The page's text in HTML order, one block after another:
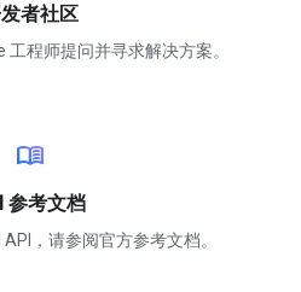
者社区
工程师提问并寻求解决方案。
menu_book
参考文档
，请参阅官方参考文档。